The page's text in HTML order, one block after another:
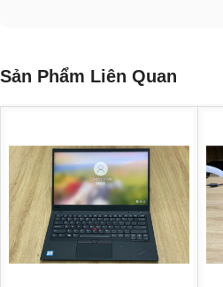
Sản Phẩm Liên Quan